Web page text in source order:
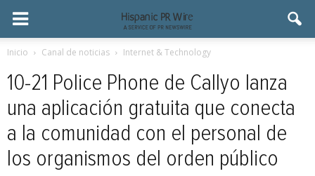
Inicio Canal de noticias Internet & Technology
10-21 Police Phone de Callyo lanza
una aplicación gratuita que conecta
a la comunidad con el personal de
los organismos del orden público